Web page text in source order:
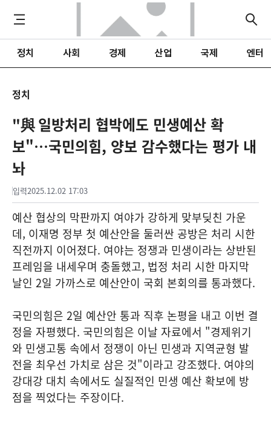
정치 사회 경제 산업 국제 엔터
정치
"與 일방처리 협박에도 민생예산 확
보"…국민의힘, 양보 감수했다는 평가 내
놔
입력2025.12.02 17:03
예산 협상의 막판까지 여야가 강하게 맞부딪친 가운
데, 이재명 정부 첫 예산안을 둘러싼 공방은 처리 시한
직전까지 이어졌다. 여야는 정쟁과 민생이라는 상반된
프레임을 내세우며 충돌했고, 법정 처리 시한 마지막
날인 2일 가까스로 예산안이 국회 본회의를 통과했다.
국민의힘은 2일 예산안 통과 직후 논평을 내고 이번 결
정을 자평했다. 국민의힘은 이날 자료에서 "경제위기
와 민생고통 속에서 정쟁이 아닌 민생과 지역균형 발
전을 최우선 가치로 삼은 것"이라고 강조했다. 여야의
강대강 대치 속에서도 실질적인 민생 예산 확보에 방
점을 찍었다는 주장이다.